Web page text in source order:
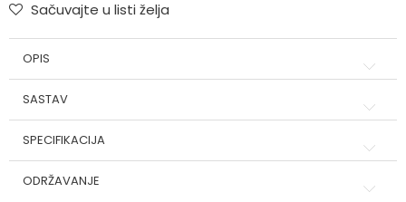
Sačuvajte u listi želja
OPIS
SASTAV
SPECIFIKACIJA
ODRŽAVANJE